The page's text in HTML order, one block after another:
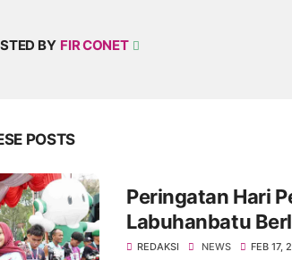
BY FIR CONET
POSTS
Peringatan Hari
Labuhanbatu
Gandeng
REDAKSI NEWS FEB 17,